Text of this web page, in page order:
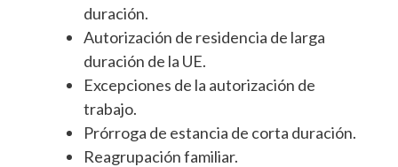
duración.
Autorización de residencia de larga
duración de la UE.
Excepciones de la autorización de
trabajo.
Prórroga de estancia de corta duración.
Reagrupación familiar.